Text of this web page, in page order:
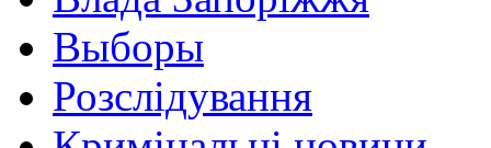
Выборы
Розслідування